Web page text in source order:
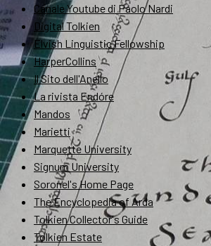
Canale Youtube di Paolo Nardi
Digital Tolkien
Elvish Linguistic Fellowship
HarperCollins
Il Sito dell'Anello
La rivista Endóre
Mandos
Marietti
Marquette University
Signum University
Soronel's Home Page
The Encyclopedia of Arda
Tolkien Collector's Guide
Tolkien Estate